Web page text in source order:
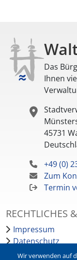
Das
Ihnen
45731
+49 (0)
Zum
Termin
RECHTLICHES
Impressum
Datenschutz
Barrierefreiheit
Wir verwenden auf